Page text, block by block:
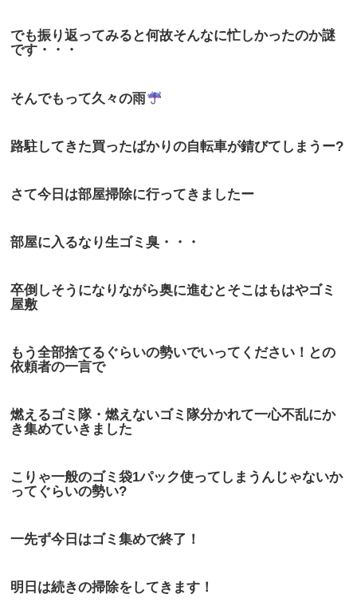
でも振り返ってみると何故そんなに忙しかったのか謎
です・・・
そんでもって久々の雨
路駐してきた買ったばかりの自転車が錆びてしまうー?
さて今日は部屋掃除に行ってきましたー
部屋に入るなり生ゴミ臭・・・
卒倒しそうになりながら奥に進むとそこはもはやゴミ
屋敷
もう全部捨てるぐらいの勢いでいってください！との
依頼者の一言で
燃えるゴミ隊・燃えないゴミ隊分かれて一心不乱にか
き集めていきました
こりゃ一般のゴミ袋1パック使ってしまうんじゃないか
ってぐらいの勢い?
一先ず今日はゴミ集めで終了！
明日は続きの掃除をしてきます！